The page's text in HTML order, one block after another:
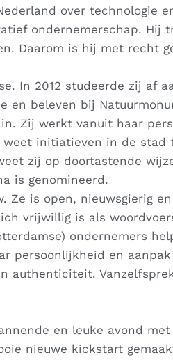
over technologie
ondernemerschap. Hij
Daarom is hij met recht
In 2012 studeerde zij af
en beleven bij
Zij werkt vanuit haar
initiatieven in de stad
zij op doortastende
is genomineerd.
Ze is open, nieuwsgierig
vrijwillig is als
ondernemers
persoonlijkheid en
authenticiteit.
en leuke avond
nieuwe kickstart